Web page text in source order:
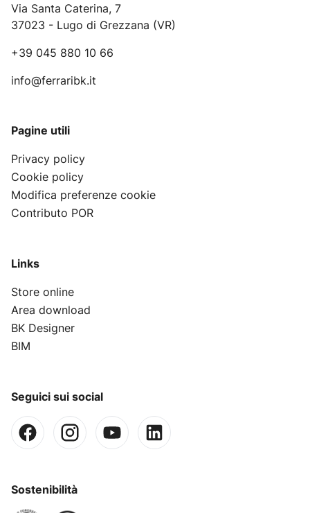
Via Santa Caterina, 7
37023 - Lugo di Grezzana (VR)
+39 045 880 10 66
info@ferraribk.it
Pagine utili
Privacy policy
Cookie policy
Modifica preferenze cookie
Contributo POR
Links
Store online
Area download
BK Designer
BIM
Seguici sui social
Sostenibilità